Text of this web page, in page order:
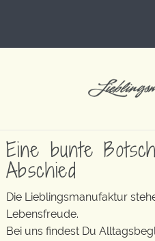
Eine bunte
Abschied
Die Lieblingsmanufaktur
Lebensfreude.
Bei uns findest Du